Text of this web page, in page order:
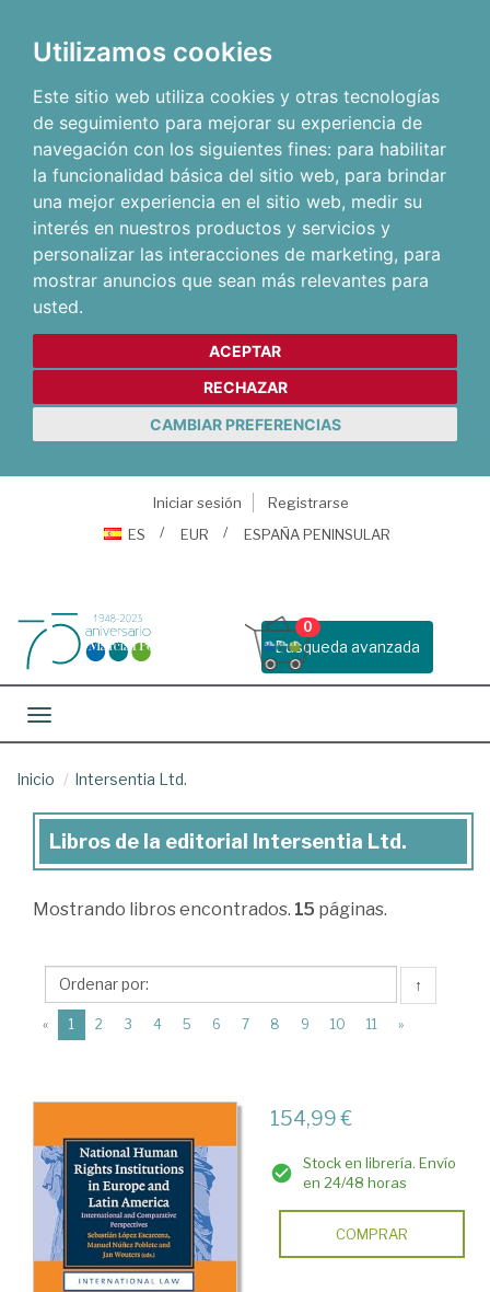
Utilizamos cookies
Este sitio web utiliza cookies y otras tecnologías
de seguimiento para mejorar su experiencia de
navegación con los siguientes fines: para habilitar
la funcionalidad básica del sitio web, para brindar
una mejor experiencia en el sitio web, medir su
interés en nuestros productos y servicios y
personalizar las interacciones de marketing, para
mostrar anuncios que sean más relevantes para
usted.
ACEPTAR
RECHAZAR
CAMBIAR PREFERENCIAS
Iniciar sesión
Registrarse
ES
EUR ESPAÑA PENINSULAR
Busqueda avanzada
0
Toggle navigation
Inicio Intersentia Ltd.
Libros
la
Intersentia
Ltd.
Libros de la editorial Intersentia Ltd.
Mostrando libros encontrados. 15 páginas.
↑
« 1 (current)
2 3 4 5 6 7 8 9 10 11 »
154,99 €
Stock en librería. Envío
en 24/48 horas
COMPRAR